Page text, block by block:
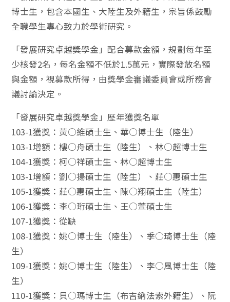
博士生，包含本國生、大陸生及外籍生，宗旨係鼓勵
全職學生專心致力於學術研究。
「發展研究卓越獎學金」配合募款金額，規劃每年至
少核發2名，每名金額不低於1.5萬元，實際發放名額
與金額，視募款所得，由獎學金審議委員會或所務會
議討論決定。
「發展研究卓越獎學金」歷年獲獎名單
103-1獲獎：黃○維碩士生、華○博士生（陸生）
103-1增額：樓○舟碩士生（陸生）、林○超博士生
104-1獲獎：柯○祥碩士生、林○超博士生
103-1增額：劉○揚碩士生（陸生）、莊○惠碩士生
105-1獲獎：莊○惠碩士生、陳○翔碩士生（陸生）
106-1獲獎：李○珩碩士生、王○萱碩士生
107-1獲獎：從缺
108-1獲獎：姚○博士生（陸生）、季○琦博士生（陸
生）
109-1獲獎：姚○博士生（陸生）、李○風博士生（陸
生）
110-1獲獎：貝○瑪博士生（布吉納法索外籍生）、阮